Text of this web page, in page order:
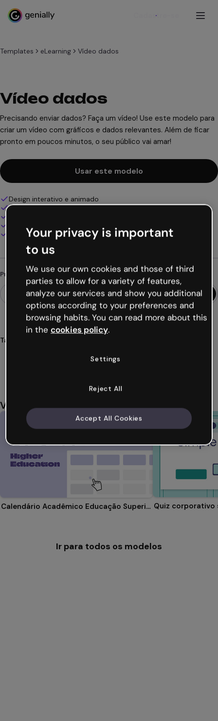
Cadastre-se
Templates eLearning Vídeo dados
Vídeo dados
Precisando enviar dados? Faça um vídeo! Use este modelo para
criar um vídeo com gráficos e dados relevantes. Além de ficar
pronto em poucos minutos, o seu público vai amar!
Usar este modelo
Design interativo e animado
100% personalizável
Baixe em PDF, MP4 e outros formatos
Procurando algo diferente?
Tags
Você também pode gostar
Calendário Acadêmico Educação Superior Quiz corporativo
Ir para todos os modelos
Your privacy is important
to us
We use our own cookies and those of third
parties to allow for a variety of features,
analyze our services and show you additional
options according to your preferences and
browsing habits. You can read more about this
in the cookies policy.
Settings
Reject All
Accept All Cookies